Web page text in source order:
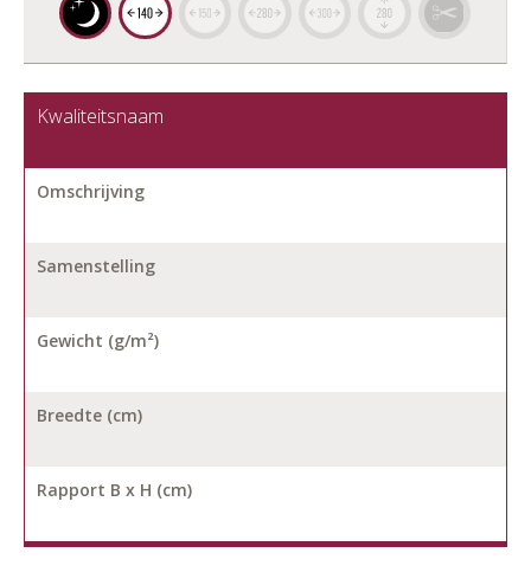
Kwaliteitsnaam
Omschrijving
Samenstelling
Gewicht (g/m²)
Breedte (cm)
Rapport B x H (cm)